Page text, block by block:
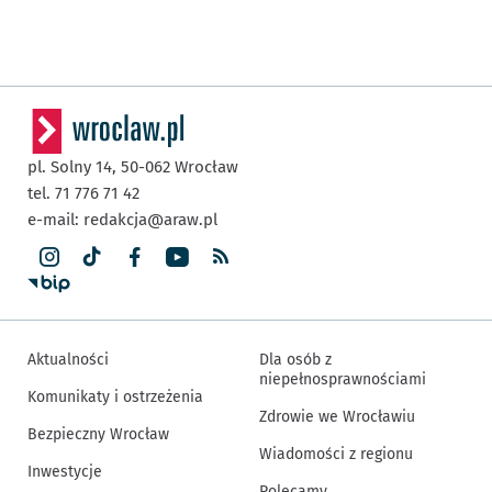
pl. Solny 14, 50-062 Wrocław
tel. 71 776 71 42
e-mail: redakcja@araw.pl
Aktualności
Komunikaty i ostrzeżenia
Bezpieczny Wrocław
Inwestycje
Dla osób z
niepełnosprawnościami
Zdrowie we Wrocławiu
Wiadomości z regionu